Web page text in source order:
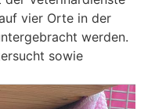
vier Orte in der
werden.
sowie